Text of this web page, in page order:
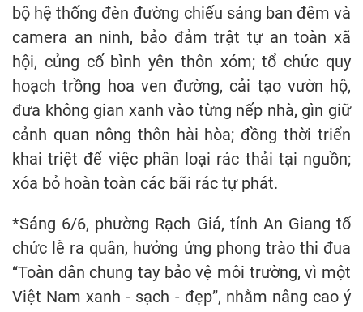
bộ hệ thống đèn đường chiếu sáng ban đêm và
camera an ninh, bảo đảm trật tự an toàn xã
hội, củng cố bình yên thôn xóm; tổ chức quy
hoạch trồng hoa ven đường, cải tạo vườn hộ,
đưa không gian xanh vào từng nếp nhà, gìn giữ
cảnh quan nông thôn hài hòa; đồng thời triển
khai triệt để việc phân loại rác thải tại nguồn;
xóa bỏ hoàn toàn các bãi rác tự phát.
*Sáng 6/6, phường Rạch Giá, tỉnh An Giang tổ
chức lễ ra quân, hưởng ứng phong trào thi đua
“Toàn dân chung tay bảo vệ môi trường, vì một
Việt Nam xanh - sạch - đẹp”, nhằm nâng cao ý